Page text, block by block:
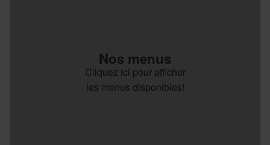
Nos menus
Cliquez ici pour afficher
les menus disponibles!